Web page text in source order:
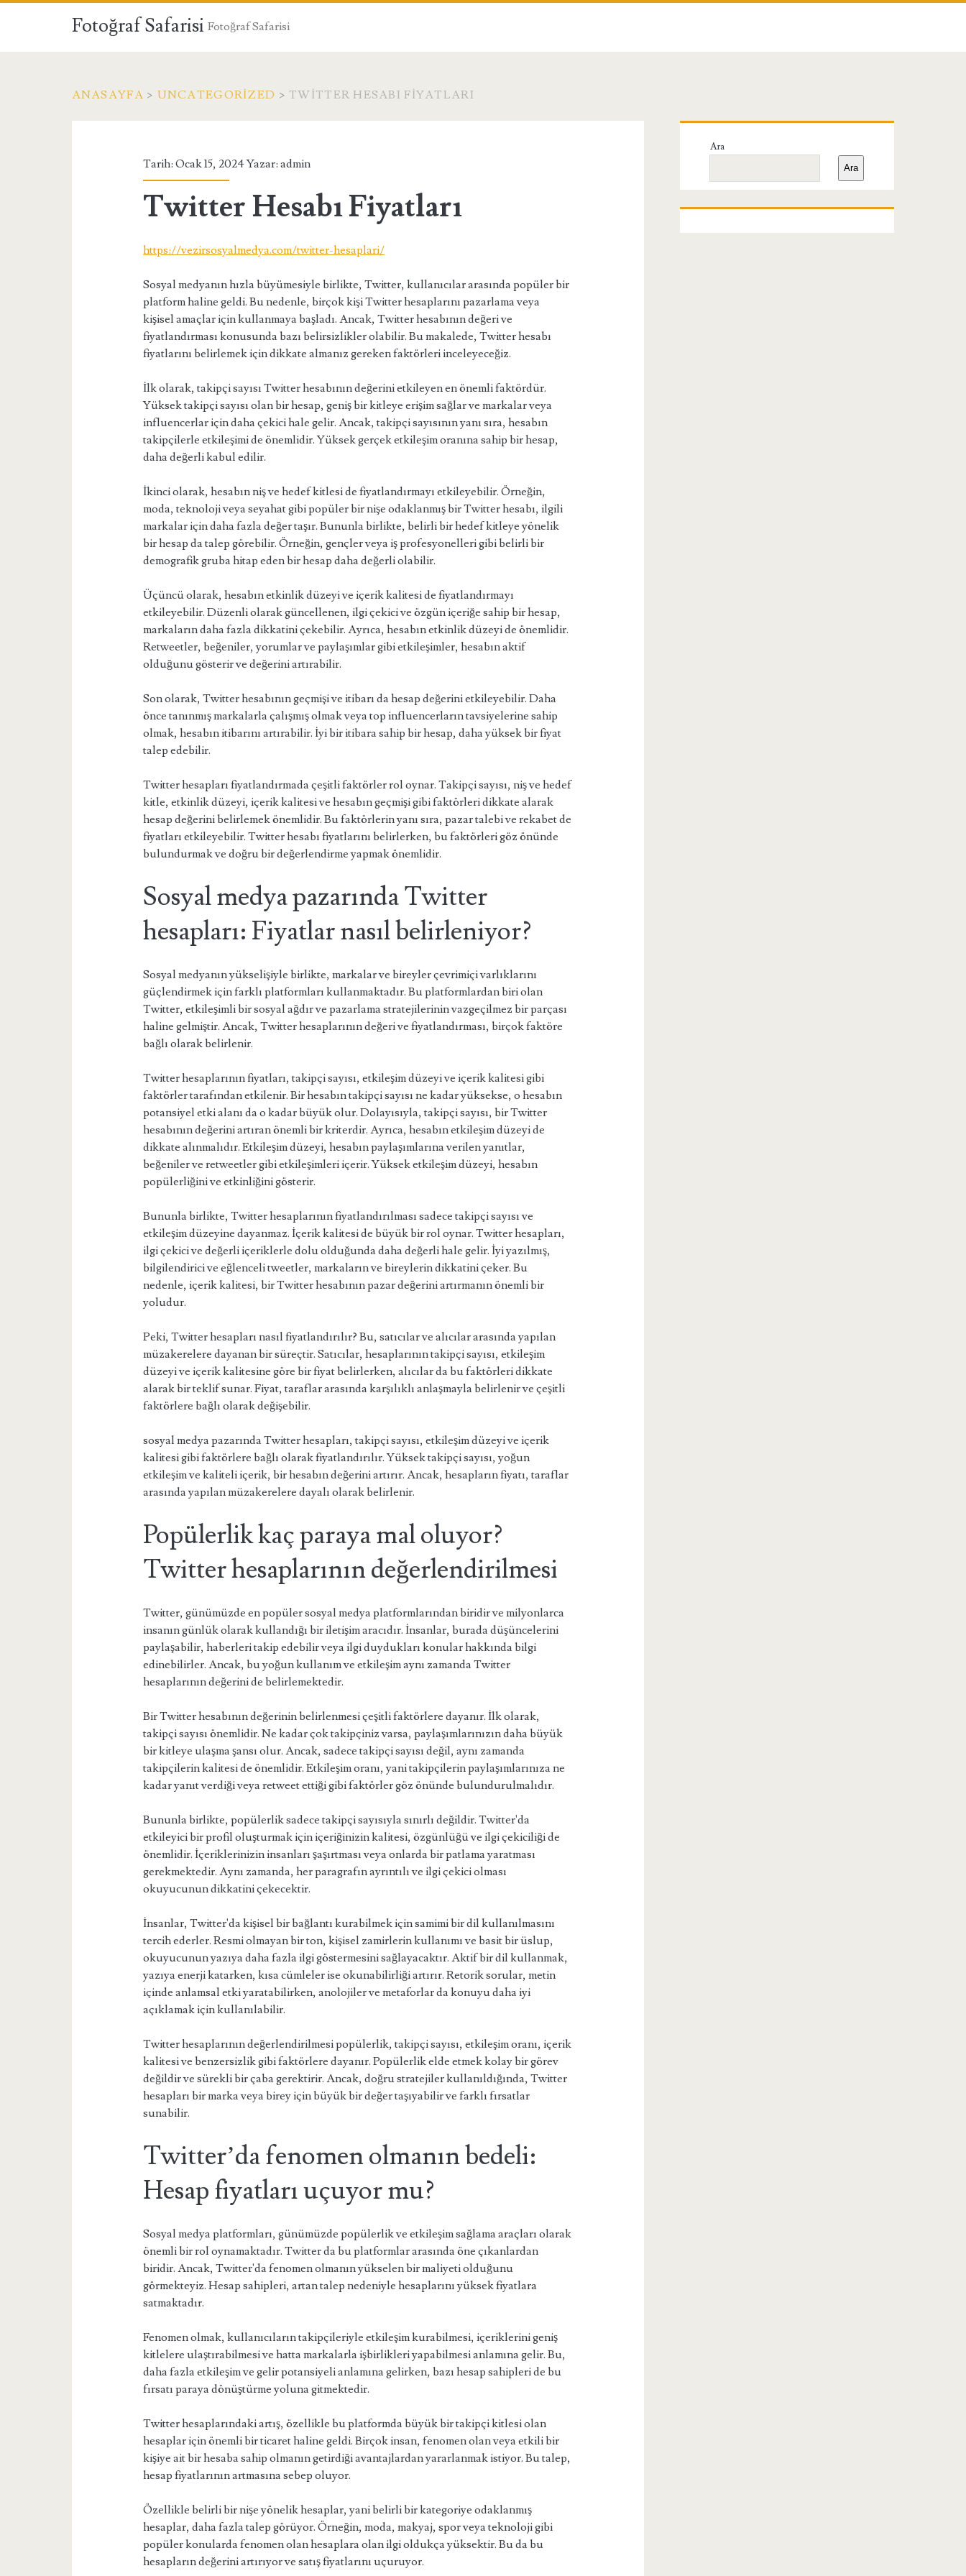
Fotoğraf Safarisi Fotoğraf Safarisi
ANASAYFA > UNCATEGORIZED > TWITTER HESABI FIYATLARI
Tarih: Ocak 15, 2024 Yazar:admin
Twitter Hesabı Fiyatları
https://vezirsosyalmedya.com/twitter-hesaplari/
Sosyal medyanın hızla büyümesiyle birlikte, Twitter, kullanıcılar arasında popüler bir
platform haline geldi. Bu nedenle, birçok kişi Twitter hesaplarını pazarlama veya
kişisel amaçlar için kullanmaya başladı. Ancak, Twitter hesabının değeri ve
fiyatlandırması konusunda bazı belirsizlikler olabilir. Bu makalede, Twitter hesabı
fiyatlarını belirlemek için dikkate almanız gereken faktörleri inceleyeceğiz.
İlk olarak, takipçi sayısı Twitter hesabının değerini etkileyen en önemli faktördür.
Yüksek takipçi sayısı olan bir hesap, geniş bir kitleye erişim sağlar ve markalar veya
influencerlar için daha çekici hale gelir. Ancak, takipçi sayısının yanı sıra, hesabın
takipçilerle etkileşimi de önemlidir. Yüksek gerçek etkileşim oranına sahip bir hesap,
daha değerli kabul edilir.
İkinci olarak, hesabın niş ve hedef kitlesi de fiyatlandırmayı etkileyebilir. Örneğin,
moda, teknoloji veya seyahat gibi popüler bir nişe odaklanmış bir Twitter hesabı, ilgili
markalar için daha fazla değer taşır. Bununla birlikte, belirli bir hedef kitleye yönelik
bir hesap da talep görebilir. Örneğin, gençler veya iş profesyonelleri gibi belirli bir
demografik gruba hitap eden bir hesap daha değerli olabilir.
Üçüncü olarak, hesabın etkinlik düzeyi ve içerik kalitesi de fiyatlandırmayı
etkileyebilir. Düzenli olarak güncellenen, ilgi çekici ve özgün içeriğe sahip bir hesap,
markaların daha fazla dikkatini çekebilir. Ayrıca, hesabın etkinlik düzeyi de önemlidir.
Retweetler, beğeniler, yorumlar ve paylaşımlar gibi etkileşimler, hesabın aktif
olduğunu gösterir ve değerini artırabilir.
Son olarak, Twitter hesabının geçmişi ve itibarı da hesap değerini etkileyebilir. Daha
önce tanınmış markalarla çalışmış olmak veya top influencerların tavsiyelerine sahip
olmak, hesabın itibarını artırabilir. İyi bir itibara sahip bir hesap, daha yüksek bir fiyat
talep edebilir.
Twitter hesapları fiyatlandırmada çeşitli faktörler rol oynar. Takipçi sayısı, niş ve hedef
kitle, etkinlik düzeyi, içerik kalitesi ve hesabın geçmişi gibi faktörleri dikkate alarak
hesap değerini belirlemek önemlidir. Bu faktörlerin yanı sıra, pazar talebi ve rekabet de
fiyatları etkileyebilir. Twitter hesabı fiyatlarını belirlerken, bu faktörleri göz önünde
bulundurmak ve doğru bir değerlendirme yapmak önemlidir.
Sosyal medya pazarında Twitter
hesapları: Fiyatlar nasıl belirleniyor?
Sosyal medyanın yükselişiyle birlikte, markalar ve bireyler çevrimiçi varlıklarını
güçlendirmek için farklı platformları kullanmaktadır. Bu platformlardan biri olan
Twitter, etkileşimli bir sosyal ağdır ve pazarlama stratejilerinin vazgeçilmez bir parçası
haline gelmiştir. Ancak, Twitter hesaplarının değeri ve fiyatlandırması, birçok faktöre
bağlı olarak belirlenir.
Twitter hesaplarının fiyatları, takipçi sayısı, etkileşim düzeyi ve içerik kalitesi gibi
faktörler tarafından etkilenir. Bir hesabın takipçi sayısı ne kadar yüksekse, o hesabın
potansiyel etki alanı da o kadar büyük olur. Dolayısıyla, takipçi sayısı, bir Twitter
hesabının değerini artıran önemli bir kriterdir. Ayrıca, hesabın etkileşim düzeyi de
dikkate alınmalıdır. Etkileşim düzeyi, hesabın paylaşımlarına verilen yanıtlar,
beğeniler ve retweetler gibi etkileşimleri içerir. Yüksek etkileşim düzeyi, hesabın
popülerliğini ve etkinliğini gösterir.
Bununla birlikte, Twitter hesaplarının fiyatlandırılması sadece takipçi sayısı ve
etkileşim düzeyine dayanmaz. İçerik kalitesi de büyük bir rol oynar. Twitter hesapları,
ilgi çekici ve değerli içeriklerle dolu olduğunda daha değerli hale gelir. İyi yazılmış,
bilgilendirici ve eğlenceli tweetler, markaların ve bireylerin dikkatini çeker. Bu
nedenle, içerik kalitesi, bir Twitter hesabının pazar değerini artırmanın önemli bir
yoludur.
Peki, Twitter hesapları nasıl fiyatlandırılır? Bu, satıcılar ve alıcılar arasında yapılan
müzakerelere dayanan bir süreçtir. Satıcılar, hesaplarının takipçi sayısı, etkileşim
düzeyi ve içerik kalitesine göre bir fiyat belirlerken, alıcılar da bu faktörleri dikkate
alarak bir teklif sunar. Fiyat, taraflar arasında karşılıklı anlaşmayla belirlenir ve çeşitli
faktörlere bağlı olarak değişebilir.
sosyal medya pazarında Twitter hesapları, takipçi sayısı, etkileşim düzeyi ve içerik
kalitesi gibi faktörlere bağlı olarak fiyatlandırılır. Yüksek takipçi sayısı, yoğun
etkileşim ve kaliteli içerik, bir hesabın değerini artırır. Ancak, hesapların fiyatı, taraflar
arasında yapılan müzakerelere dayalı olarak belirlenir.
Popülerlik kaç paraya mal oluyor?
Twitter hesaplarının değerlendirilmesi
Twitter, günümüzde en popüler sosyal medya platformlarından biridir ve milyonlarca
insanın günlük olarak kullandığı bir iletişim aracıdır. İnsanlar, burada düşüncelerini
paylaşabilir, haberleri takip edebilir veya ilgi duydukları konular hakkında bilgi
edinebilirler. Ancak, bu yoğun kullanım ve etkileşim aynı zamanda Twitter
hesaplarının değerini de belirlemektedir.
Bir Twitter hesabının değerinin belirlenmesi çeşitli faktörlere dayanır. İlk olarak,
takipçi sayısı önemlidir. Ne kadar çok takipçiniz varsa, paylaşımlarınızın daha büyük
bir kitleye ulaşma şansı olur. Ancak, sadece takipçi sayısı değil, aynı zamanda
takipçilerin kalitesi de önemlidir. Etkileşim oranı, yani takipçilerin paylaşımlarınıza ne
kadar yanıt verdiği veya retweet ettiği gibi faktörler göz önünde bulundurulmalıdır.
Bununla birlikte, popülerlik sadece takipçi sayısıyla sınırlı değildir. Twitter'da
etkileyici bir profil oluşturmak için içeriğinizin kalitesi, özgünlüğü ve ilgi çekiciliği de
önemlidir. İçeriklerinizin insanları şaşırtması veya onlarda bir patlama yaratması
gerekmektedir. Aynı zamanda, her paragrafın ayrıntılı ve ilgi çekici olması
okuyucunun dikkatini çekecektir.
İnsanlar, Twitter'da kişisel bir bağlantı kurabilmek için samimi bir dil kullanılmasını
tercih ederler. Resmi olmayan bir ton, kişisel zamirlerin kullanımı ve basit bir üslup,
okuyucunun yazıya daha fazla ilgi göstermesini sağlayacaktır. Aktif bir dil kullanmak,
yazıya enerji katarken, kısa cümleler ise okunabilirliği artırır. Retorik sorular, metin
içinde anlamsal etki yaratabilirken, anolojiler ve metaforlar da konuyu daha iyi
açıklamak için kullanılabilir.
Twitter hesaplarının değerlendirilmesi popülerlik, takipçi sayısı, etkileşim oranı, içerik
kalitesi ve benzersizlik gibi faktörlere dayanır. Popülerlik elde etmek kolay bir görev
değildir ve sürekli bir çaba gerektirir. Ancak, doğru stratejiler kullanıldığında, Twitter
hesapları bir marka veya birey için büyük bir değer taşıyabilir ve farklı fırsatlar
sunabilir.
Twitter’da fenomen olmanın bedeli:
Hesap fiyatları uçuyor mu?
Sosyal medya platformları, günümüzde popülerlik ve etkileşim sağlama araçları olarak
önemli bir rol oynamaktadır. Twitter da bu platformlar arasında öne çıkanlardan
biridir. Ancak, Twitter'da fenomen olmanın yükselen bir maliyeti olduğunu
görmekteyiz. Hesap sahipleri, artan talep nedeniyle hesaplarını yüksek fiyatlara
satmaktadır.
Fenomen olmak, kullanıcıların takipçileriyle etkileşim kurabilmesi, içeriklerini geniş
kitlelere ulaştırabilmesi ve hatta markalarla işbirlikleri yapabilmesi anlamına gelir. Bu,
daha fazla etkileşim ve gelir potansiyeli anlamına gelirken, bazı hesap sahipleri de bu
fırsatı paraya dönüştürme yoluna gitmektedir.
Twitter hesaplarındaki artış, özellikle bu platformda büyük bir takipçi kitlesi olan
hesaplar için önemli bir ticaret haline geldi. Birçok insan, fenomen olan veya etkili bir
kişiye ait bir hesaba sahip olmanın getirdiği avantajlardan yararlanmak istiyor. Bu talep,
hesap fiyatlarının artmasına sebep oluyor.
Özellikle belirli bir nişe yönelik hesaplar, yani belirli bir kategoriye odaklanmış
hesaplar, daha fazla talep görüyor. Örneğin, moda, makyaj, spor veya teknoloji gibi
popüler konularda fenomen olan hesaplara olan ilgi oldukça yüksektir. Bu da bu
hesapların değerini artırıyor ve satış fiyatlarını uçuruyor.
Birincil
Yan
Menü
Ara
Ara